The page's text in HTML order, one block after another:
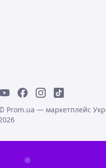
Prom.ua — маркетплейс